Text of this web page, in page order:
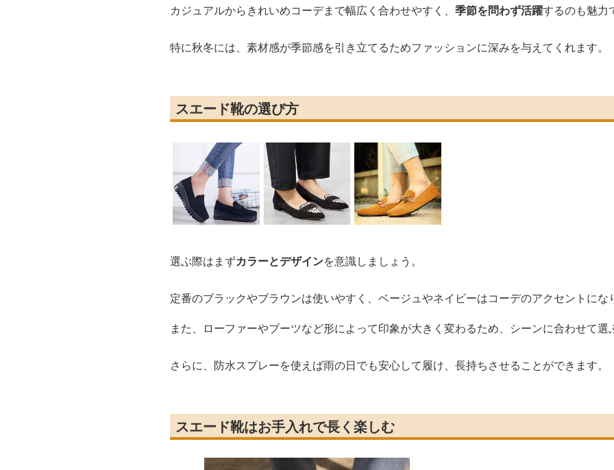
カジュアルからきれいめコーデまで幅広く合わせやすく、 季節を問わず活躍するのも魅力
特に秋冬には、素材感が季節感を引き立てるためファッションに深みを与えてくれます。
スエード靴の選び方
選ぶ際はまずカラーとデザインを意識しましょう。
定番のブラックやブラウンは使いやすく、ベージュやネイビーはコーデのアクセントにな
また、ローファーやブーツなど形によって印象が大きく変わるため、シーンに合わせて選
さらに、防水スプレーを使えば雨の日でも安心して履け、長持ちさせることができます。
スエード靴はお手入れで長く楽しむ